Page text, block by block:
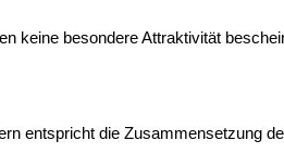
keine besondere Attraktivität
entspricht die Zusammensetzung